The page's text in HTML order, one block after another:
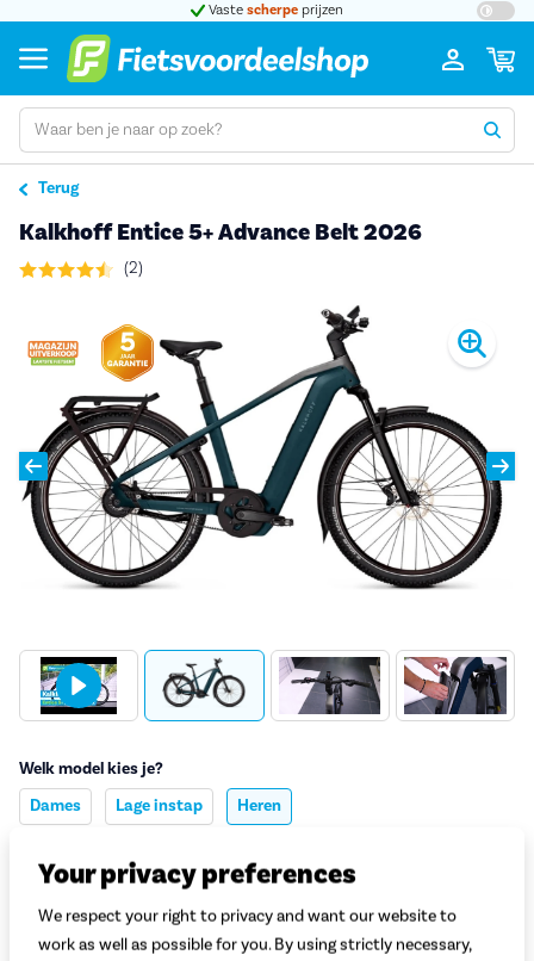
Vaste scherpe prijzen
Terug
Kalkhoff Entice 5+ Advance Belt 2026
(2)
Welk model kies je?
Dames
Lage instap Heren
Welke kleur kies je?
Groenblauw
Grijs
Welke maat kies je?Uitleg
Your privacy preferences
We respect your right to privacy and want our website to
work as well as possible for you. By using strictly necessary,